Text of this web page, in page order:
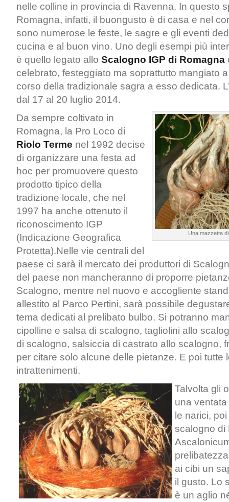
nelle colline in provincia di Ravenna. In questo
Romagna, infatti, il buongusto è di casa e nel
sono numerose le feste, le sagre e gli eventi
cucina e al buon vino. Uno degli esempi più
è quello legato allo Scalogno IGP di Romagna
celebrato, festeggiato ma soprattutto mangiato
corso della tradizionale sagra a esso dedicata.
dal 17 al 20 luglio 2014.
Una mazzetta
Da sempre coltivato in
Romagna, la Pro Loco di
Riolo Terme nel 1992 decise
di organizzare una festa ad
hoc per promuovere questo
prodotto tipico della
tradizione locale, che nel
1997 ha anche ottenuto il
riconoscimento IGP
(Indicazione Geografica
Protetta).Nelle vie centrali del
paese ci sarà il mercato dei produttori di
del paese non mancheranno di proporre
Scalogno, mentre nel nuovo e accogliente
allestito al Parco Pertini, sarà possibile
tema dedicati al prelibato bulbo. Si potranno
cipolline e salsa di scalogno, tagliolini allo
di scalogno, salsiccia di castrato allo scalogno,
per citare solo alcune delle pietanze. E poi tutte
intrattenimenti.
Talvolta gli
una
le narici,
scalogno di
ai cibi un
il gusto. Lo
è un aglio